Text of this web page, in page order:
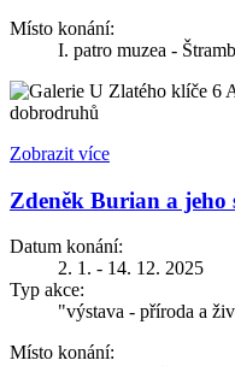
Místo konání:
I. patro muzea -
dobrodruhů
Zobrazit více
Zdeněk Burian a jeho
Datum konání:
2. 1. - 14. 12. 2025
Typ akce:
"výstava - příroda a
Místo konání: